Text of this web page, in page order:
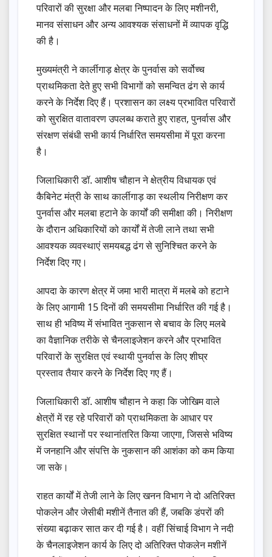
परिवारों की सुरक्षा और मलबा निष्पादन के लिए मशीनरी,
मानव संसाधन और अन्य आवश्यक संसाधनों में व्यापक वृद्धि
की है।
मुख्यमंत्री ने कार्लीगाड़ क्षेत्र के पुनर्वास को सर्वोच्च
प्राथमिकता देते हुए सभी विभागों को समन्वित ढंग से कार्य
करने के निर्देश दिए हैं। प्रशासन का लक्ष्य प्रभावित परिवारों
को सुरक्षित वातावरण उपलब्ध कराते हुए राहत, पुनर्वास और
संरक्षण संबंधी सभी कार्य निर्धारित समयसीमा में पूरा करना
है।
जिलाधिकारी डॉ. आशीष चौहान ने क्षेत्रीय विधायक एवं
कैबिनेट मंत्री के साथ कार्लीगाड़ का स्थलीय निरीक्षण कर
पुनर्वास और मलबा हटाने के कार्यों की समीक्षा की। निरीक्षण
के दौरान अधिकारियों को कार्यों में तेजी लाने तथा सभी
आवश्यक व्यवस्थाएं समयबद्ध ढंग से सुनिश्चित करने के
निर्देश दिए गए।
आपदा के कारण क्षेत्र में जमा भारी मात्रा में मलबे को हटाने
के लिए आगामी 15 दिनों की समयसीमा निर्धारित की गई है।
साथ ही भविष्य में संभावित नुकसान से बचाव के लिए मलबे
का वैज्ञानिक तरीके से चैनलाइजेशन करने और प्रभावित
परिवारों के सुरक्षित एवं स्थायी पुनर्वास के लिए शीघ्र
प्रस्ताव तैयार करने के निर्देश दिए गए हैं।
जिलाधिकारी डॉ. आशीष चौहान ने कहा कि जोखिम वाले
क्षेत्रों में रह रहे परिवारों को प्राथमिकता के आधार पर
सुरक्षित स्थानों पर स्थानांतरित किया जाएगा, जिससे भविष्य
में जनहानि और संपत्ति के नुकसान की आशंका को कम किया
जा सके।
राहत कार्यों में तेजी लाने के लिए खनन विभाग ने दो अतिरिक्त
पोकलेन और जेसीबी मशीनें तैनात की हैं, जबकि डंपरों की
संख्या बढ़ाकर सात कर दी गई है। वहीं सिंचाई विभाग ने नदी
के चैनलाइजेशन कार्य के लिए दो अतिरिक्त पोकलेन मशीनें